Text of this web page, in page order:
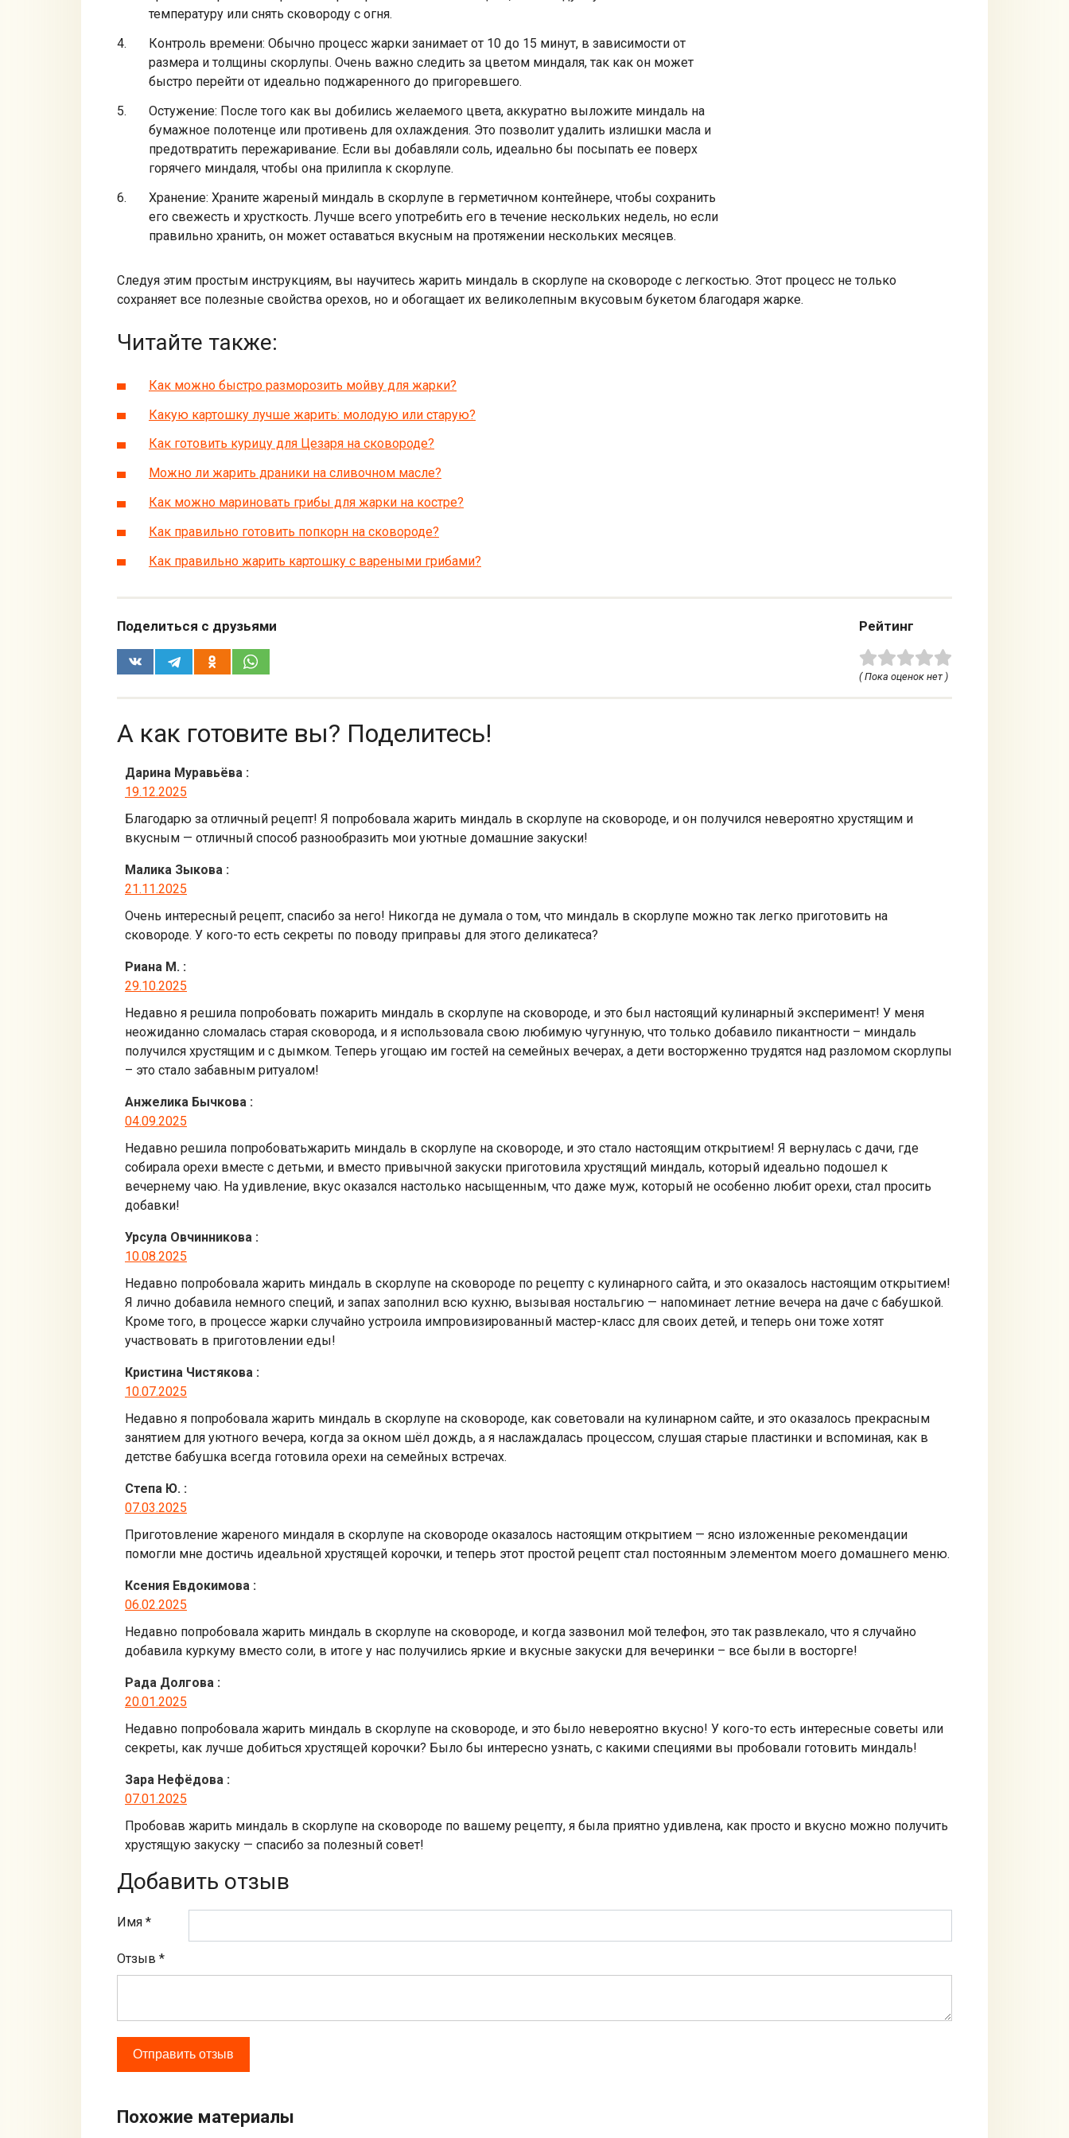
температуру или снять сковороду с огня.
Контроль времени: Обычно процесс жарки занимает от 10 до 15 минут, в зависимости от
размера и толщины скорлупы. Очень важно следить за цветом миндаля, так как он может
быстро перейти от идеально поджаренного до пригоревшего.
Остужение: После того как вы добились желаемого цвета, аккуратно выложите миндаль на
бумажное полотенце или противень для охлаждения. Это позволит удалить излишки масла и
предотвратить пережаривание. Если вы добавляли соль, идеально бы посыпать ее поверх
горячего миндаля, чтобы она прилипла к скорлупе.
Хранение: Храните жареный миндаль в скорлупе в герметичном контейнере, чтобы сохранить
его свежесть и хрусткость. Лучше всего употребить его в течение нескольких недель, но если
правильно хранить, он может оставаться вкусным на протяжении нескольких месяцев.
Следуя этим простым инструкциям, вы научитесь жарить миндаль в скорлупе на сковороде с легкостью. Этот процесс не только
сохраняет все полезные свойства орехов, но и обогащает их великолепным вкусовым букетом благодаря жарке.
Читайте также:
Как можно быстро разморозить мойву для жарки?
Какую картошку лучше жарить: молодую или старую?
Как готовить курицу для Цезаря на сковороде?
Можно ли жарить драники на сливочном масле?
Как можно мариновать грибы для жарки на костре?
Как правильно готовить попкорн на сковороде?
Как правильно жарить картошку с вареными грибами?
Поделиться с друзьями Рейтинг
( Пока оценок нет )
А как готовите вы? Поделитесь!
Дарина Муравьёва :
19.12.2025
Благодарю за отличный рецепт! Я попробовала жарить миндаль в скорлупе на сковороде, и он получился невероятно хрустящим и
вкусным — отличный способ разнообразить мои уютные домашние закуски!
Малика Зыкова :
21.11.2025
Очень интересный рецепт, спасибо за него! Никогда не думала о том, что миндаль в скорлупе можно так легко приготовить на
сковороде. У кого-то есть секреты по поводу приправы для этого деликатеса?
Риана М. :
29.10.2025
Недавно я решила попробовать пожарить миндаль в скорлупе на сковороде, и это был настоящий кулинарный эксперимент! У меня
неожиданно сломалась старая сковорода, и я использовала свою любимую чугунную, что только добавило пикантности – миндаль
получился хрустящим и с дымком. Теперь угощаю им гостей на семейных вечерах, а дети восторженно трудятся над разломом скорлупы
– это стало забавным ритуалом!
Анжелика Бычкова :
04.09.2025
Недавно решила попробоватьжарить миндаль в скорлупе на сковороде, и это стало настоящим открытием! Я вернулась с дачи, где
собирала орехи вместе с детьми, и вместо привычной закуски приготовила хрустящий миндаль, который идеально подошел к
вечернему чаю. На удивление, вкус оказался настолько насыщенным, что даже муж, который не особенно любит орехи, стал просить
добавки!
Урсула Овчинникова :
10.08.2025
Недавно попробовала жарить миндаль в скорлупе на сковороде по рецепту с кулинарного сайта, и это оказалось настоящим открытием!
Я лично добавила немного специй, и запах заполнил всю кухню, вызывая ностальгию — напоминает летние вечера на даче с бабушкой.
Кроме того, в процессе жарки случайно устроила импровизированный мастер-класс для своих детей, и теперь они тоже хотят
участвовать в приготовлении еды!
Кристина Чистякова :
10.07.2025
Недавно я попробовала жарить миндаль в скорлупе на сковороде, как советовали на кулинарном сайте, и это оказалось прекрасным
занятием для уютного вечера, когда за окном шёл дождь, а я наслаждалась процессом, слушая старые пластинки и вспоминая, как в
детстве бабушка всегда готовила орехи на семейных встречах.
Степа Ю. :
07.03.2025
Приготовление жареного миндаля в скорлупе на сковороде оказалось настоящим открытием — ясно изложенные рекомендации
помогли мне достичь идеальной хрустящей корочки, и теперь этот простой рецепт стал постоянным элементом моего домашнего меню.
Ксения Евдокимова :
06.02.2025
Недавно попробовала жарить миндаль в скорлупе на сковороде, и когда зазвонил мой телефон, это так развлекало, что я случайно
добавила куркуму вместо соли, в итоге у нас получились яркие и вкусные закуски для вечеринки – все были в восторге!
Рада Долгова :
20.01.2025
Недавно попробовала жарить миндаль в скорлупе на сковороде, и это было невероятно вкусно! У кого-то есть интересные советы или
секреты, как лучше добиться хрустящей корочки? Было бы интересно узнать, с какими специями вы пробовали готовить миндаль!
Зара Нефёдова :
07.01.2025
Пробовав жарить миндаль в скорлупе на сковороде по вашему рецепту, я была приятно удивлена, как просто и вкусно можно получить
хрустящую закуску — спасибо за полезный совет!
Добавить отзыв
Имя *
Отзыв *
Похожие материалы